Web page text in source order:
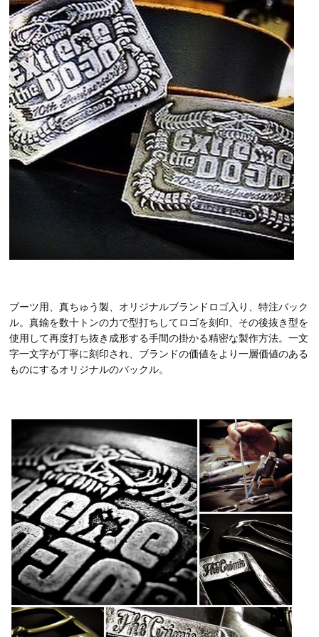
ブーツ用、真ちゅう製、オリジナルブランドロゴ入り、特注バック
ル。真鍮を数十トンの力で型打ちしてロゴを刻印、その後抜き型を
使用して再度打ち抜き成形する手間の掛かる精密な製作方法。一文
字一文字が丁寧に刻印され、ブランドの価値をより一層価値のある
ものにするオリジナルのバックル。